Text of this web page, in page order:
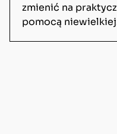
zmienić na
pomocą